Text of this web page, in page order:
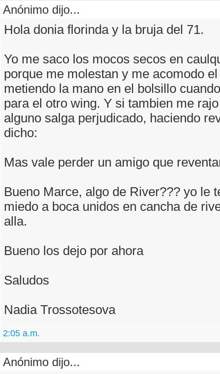
Anónimo dijo...
Hola donia florinda y la bruja del 71.
Yo me saco los mocos secos en
porque me molestan y me acomodo
metiendo la mano en el bolsillo
para el otro wing. Y si tambien me
alguno salga perjudicado, haciendo
dicho:
Mas vale perder un amigo que
Bueno Marce, algo de River??? yo le
miedo a boca unidos en cancha de
alla.
Bueno los dejo por ahora
Saludos
Nadia Trossotesova
2:05 a.m.
Anónimo dijo...